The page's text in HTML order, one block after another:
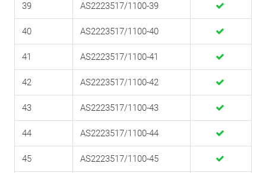
39 AS2223517/1100-39
40 AS2223517/1100-40
41 AS2223517/1100-41
42 AS2223517/1100-42
43 AS2223517/1100-43
44 AS2223517/1100-44
45 AS2223517/1100-45